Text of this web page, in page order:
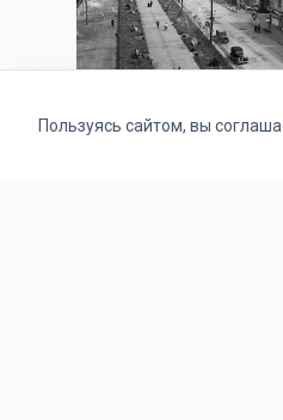
Пользуясь сайтом, вы